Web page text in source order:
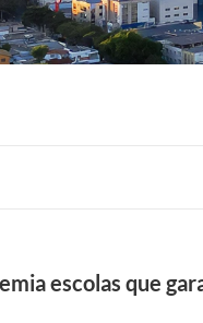
escolas que